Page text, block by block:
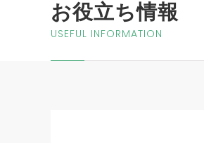
お役立ち情報
USEFUL INFORMATION